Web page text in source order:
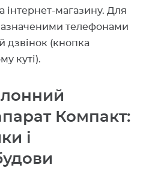
магазину. Для
телефонами
дзвінок (кнопка
куті).
Компакт:
і